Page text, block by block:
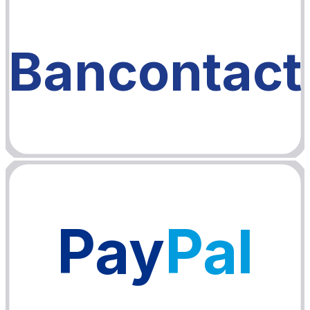
Bancontact
PayPal